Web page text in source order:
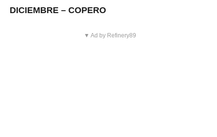
DICIEMBRE – COPERO
▼ Ad by Refinery89